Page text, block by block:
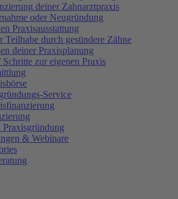
deiner Zahnarztpraxis
oder Neugründung
Praxisausstattung
Teilhabe durch gesündere Zähne
deiner Praxisplanung
Schritte zur eigenen Praxis
Service
Praxisgründung
& Webinare